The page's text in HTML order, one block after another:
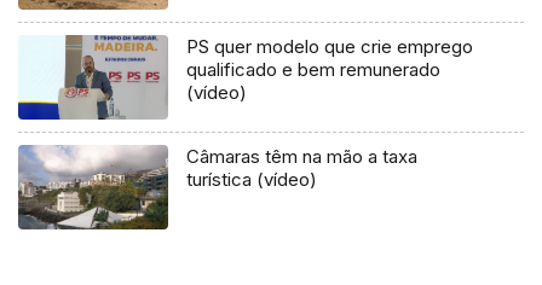
PS quer modelo que crie emprego
qualificado e bem remunerado
(vídeo)
Câmaras têm na mão a taxa
turística (vídeo)